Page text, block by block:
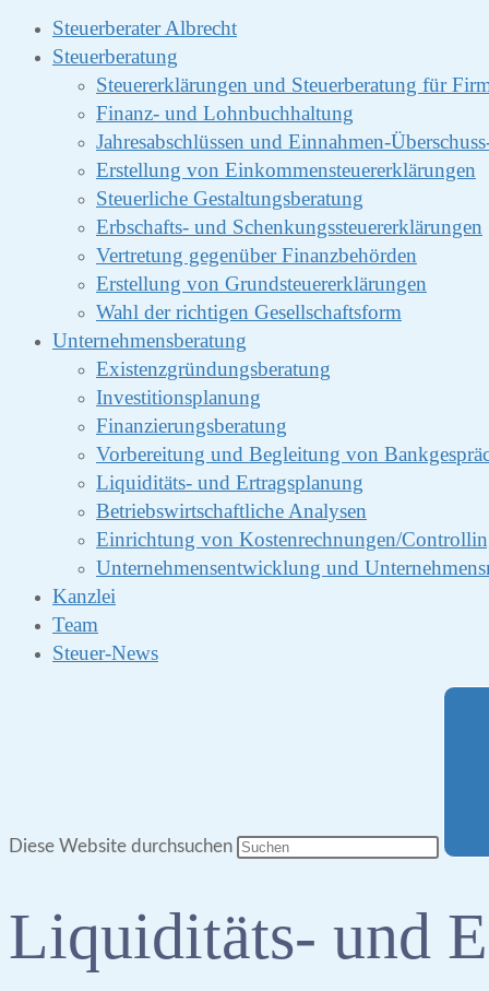
Steuerberater Albrecht
Steuerberatung
Steuererklärungen und Steuerberatung für
Finanz- und Lohnbuchhaltung
Jahresabschlüssen und Einnahmen-
Erstellung von Einkommensteuererklärungen
Steuerliche Gestaltungsberatung
Erbschafts- und Schenkungssteuererklärungen
Vertretung gegenüber Finanzbehörden
Erstellung von Grundsteuererklärungen
Wahl der richtigen Gesellschaftsform
Unternehmensberatung
Existenzgründungsberatung
Investitionsplanung
Finanzierungsberatung
Vorbereitung und Begleitung von
Liquiditäts- und Ertragsplanung
Betriebswirtschaftliche Analysen
Einrichtung von Kostenrechnungen/
Unternehmensentwicklung und
Kanzlei
Team
Steuer-News
Diese Website durchsuchen
Liquiditäts- und